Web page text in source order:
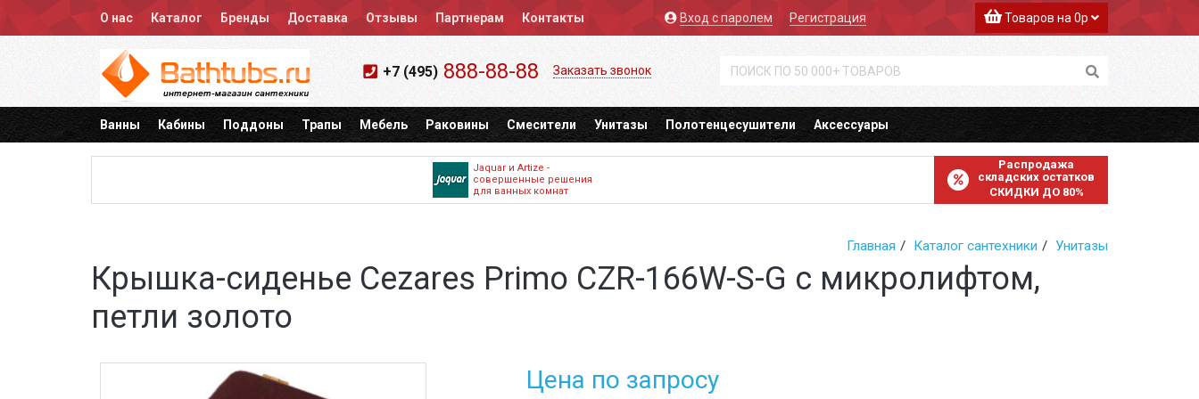
О нас Каталог Бренды Доставка Отзывы Партнерам Контакты Вход с паролем Регистрация Товаров на 0р
+7 (495) 888-88-88 Заказать звонок
Ванны Кабины Поддоны Трапы Мебель Раковины Смесители Унитазы Полотенцесушители Аксессуары
Распродажа
складских остатков
СКИДКИ ДО 80%
Jaquar и Artize -
совершенные решения
для ванных комнат
Главная Каталог сантехники Унитазы
Крышка-сиденье Cezares Primo CZR-166W-S-G с микролифтом,
петли золото
Цена по запросу